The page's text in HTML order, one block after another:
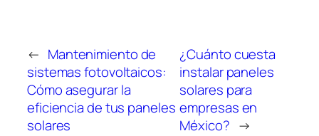
← Mantenimiento de
sistemas fotovoltaicos:
Cómo asegurar la
eficiencia de tus paneles
solares
¿Cuánto cuesta
instalar paneles
solares para
empresas en
México? →